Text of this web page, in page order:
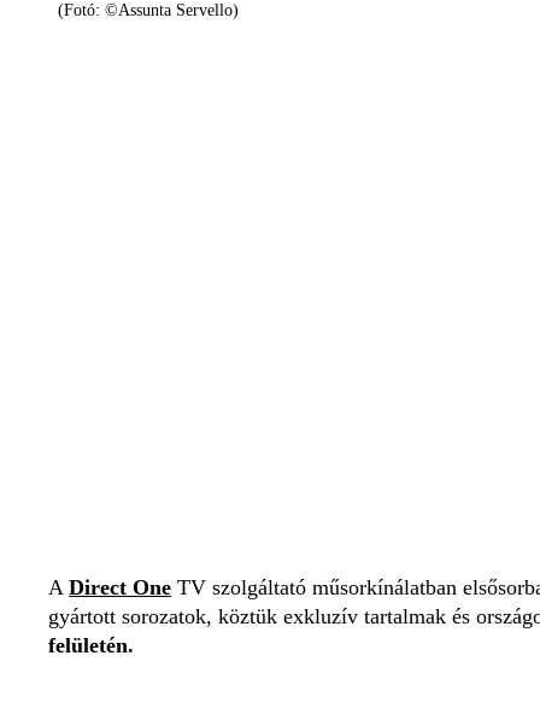
(Fotó: ©Assunta Servello)
A Direct One TV szolgáltató műsorkínálatban
gyártott sorozatok, köztük exkluzív tartalmak és
felületén.